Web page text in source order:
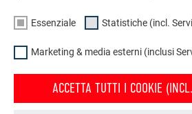
Essenziale Statistiche (incl.
Marketing & media esterni (inclusi
ACCETTA TUTTI I COOKIE